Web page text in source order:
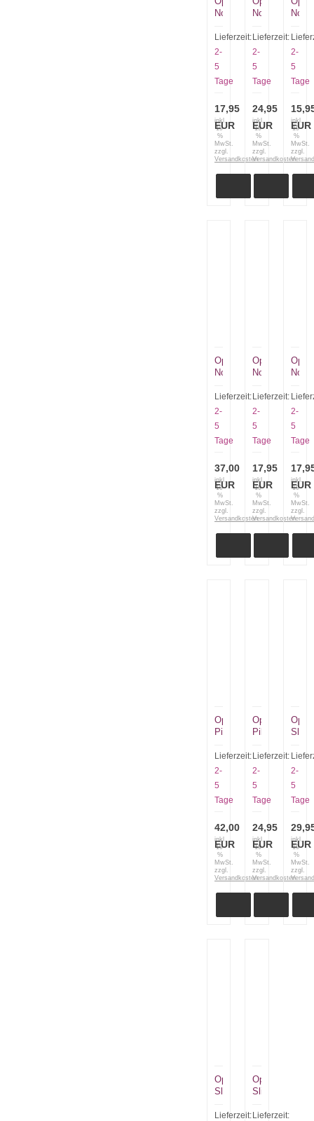
No
khaki
Colorama
mit
Lederriemen
Lieferzeit:
2-
5
Tage
17,95
EUR
inkl.
19
%
MwSt.
zzgl.
Versandkosten
No
Luxusopinel
Padouk
Lieferzeit:
2-
5
Tage
24,95
EUR
inkl.
19
%
MwSt.
zzgl.
Versandkosten
No
natur
mit
2-
5
Tage
EUR
inkl.
19
%
MwSt.
zzgl.
Opinel
No
Olive
in
Holzgeschenkbox
mit
Etui
Lieferzeit:
2-
5
Tage
37,00
EUR
inkl.
19
%
MwSt.
zzgl.
Versandkosten
Opinel
No
rot
Colorama
mit
Lederriemen
Lieferzeit:
2-
5
Tage
17,95
EUR
inkl.
19
%
MwSt.
zzgl.
Versandkosten
No
mit
2-
5
Tage
EUR
inkl.
19
%
MwSt.
zzgl.
Opinel
Pilzmesser
8
in
mit
Etui
Lieferzeit:
2-
5
Tage
42,00
EUR
inkl.
19
%
MwSt.
zzgl.
Versandkosten
Opinel
Pilzmesser
8
in
Pappschachtel
Lieferzeit:
2-
5
Tage
24,95
EUR
inkl.
19
%
MwSt.
zzgl.
Versandkosten
Slim
12
Effile
2-
5
Tage
EUR
inkl.
19
%
MwSt.
zzgl.
Opinel
Slim
15
Lieferzeit:
Opinel
Slim
15
Lieferzeit: